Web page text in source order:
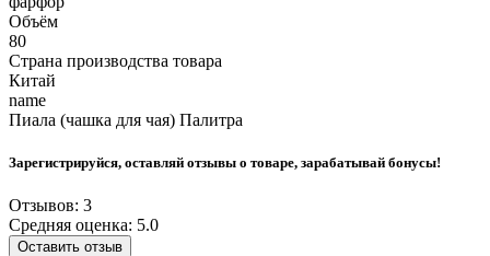
Объём
80
Страна производства товара
Китай
name
Пиала (чашка для чая) Палитра
Зарегистрируйся, оставляй отзывы о товаре, зарабатывай бонусы!
Отзывов: 3
Средняя оценка: 5.0
Оставить отзыв